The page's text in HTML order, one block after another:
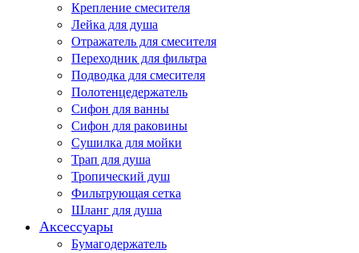
Крепление смесителя
Лейка для душа
Отражатель для смесителя
Переходник для фильтра
Подводка для смесителя
Полотенцедержатель
Сифон для ванны
Сифон для раковины
Сушилка для мойки
Трап для душа
Тропический душ
Фильтрующая сетка
Шланг для душа
Аксессуары
Бумагодержатель